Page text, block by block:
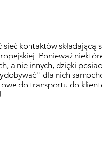
kontaktów składającą
Ponieważ
a nie innych, dzięki
dla nich
do transportu do